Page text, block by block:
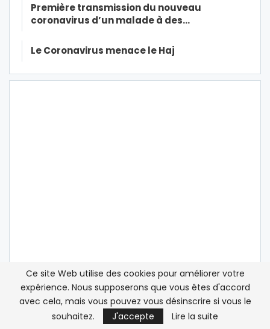
Première transmission du nouveau
coronavirus d’un malade à des…
Le Coronavirus menace le Haj
Ce site Web utilise des cookies pour améliorer votre
expérience. Nous supposerons que vous êtes d'accord
avec cela, mais vous pouvez vous désinscrire si vous le
souhaitez.
J'accepte Lire la suite